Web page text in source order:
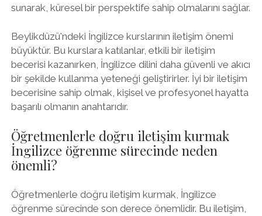
sunarak, küresel bir perspektife sahip olmalarını sağlar.
Beylikdüzü'ndeki İngilizce kurslarının iletişim önemi
büyüktür. Bu kurslara katılanlar, etkili bir iletişim
becerisi kazanırken, İngilizce dilini daha güvenli ve akıcı
bir şekilde kullanma yeteneği geliştirirler. İyi bir iletişim
becerisine sahip olmak, kişisel ve profesyonel hayatta
başarılı olmanın anahtarıdır.
Öğretmenlerle doğru iletişim kurmak
İngilizce öğrenme sürecinde neden
önemli?
Öğretmenlerle doğru iletişim kurmak, İngilizce
öğrenme sürecinde son derece önemlidir. Bu iletişim,